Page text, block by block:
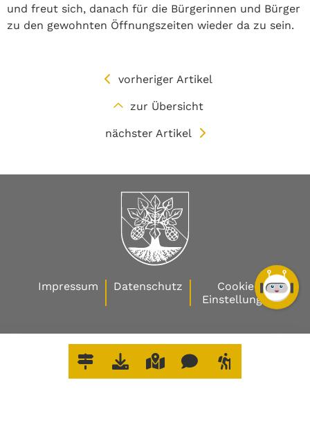
und freut sich, danach für die Bürgerinnen und Bürger
zu den gewohnten Öffnungszeiten wieder da zu sein.
vorheriger Artikel
zur Übersicht
nächster Artikel
Impressum Datenschutz
Cookie-
Einstellungen